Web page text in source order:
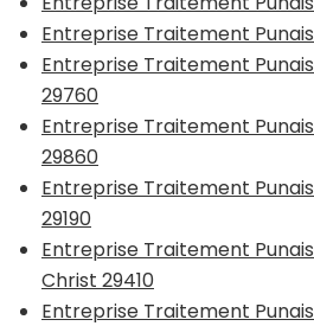
Entreprise Traitement
Entreprise Traitement
29760
Entreprise Traitement
29860
Entreprise Traitement
29190
Entreprise Traitement
Christ 29410
Entreprise Traitement